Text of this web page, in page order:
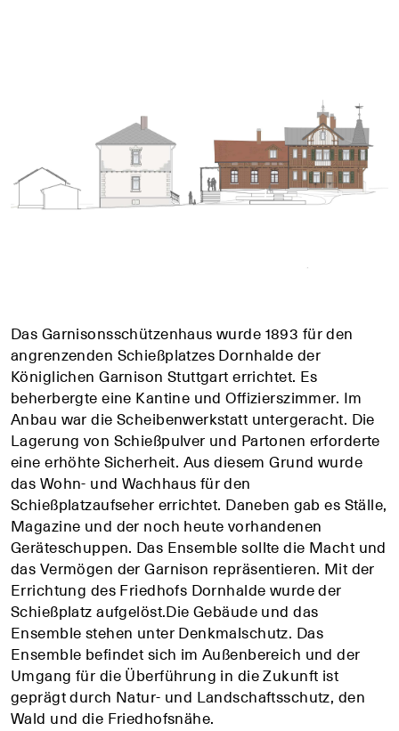
Das Garnisonsschützenhaus wurde 1893 für den
angrenzenden Schießplatzes Dornhalde der
Königlichen Garnison Stuttgart errichtet. Es
beherbergte eine Kantine und Offizierszimmer. Im
Anbau war die Scheibenwerkstatt untergeracht. Die
Lagerung von Schießpulver und Partonen erforderte
eine erhöhte Sicherheit. Aus diesem Grund wurde
das Wohn- und Wachhaus für den
Schießplatzaufseher errichtet. Daneben gab es Ställe,
Magazine und der noch heute vorhandenen
Geräteschuppen. Das Ensemble sollte die Macht und
das Vermögen der Garnison repräsentieren. Mit der
Errichtung des Friedhofs Dornhalde wurde der
Schießplatz aufgelöst.Die Gebäude und das
Ensemble stehen unter Denkmalschutz. Das
Ensemble befindet sich im Außenbereich und der
Umgang für die Überführung in die Zukunft ist
geprägt durch Natur- und Landschaftsschutz, den
Wald und die Friedhofsnähe.
+ +